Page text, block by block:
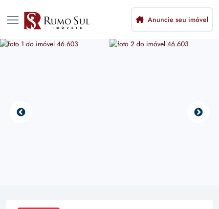
Anuncie seu imóvel